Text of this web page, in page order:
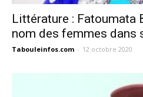
Littérature : Fatoumata
nom des femmes dans
Tabouleinfos.com - 12 octobre 2020